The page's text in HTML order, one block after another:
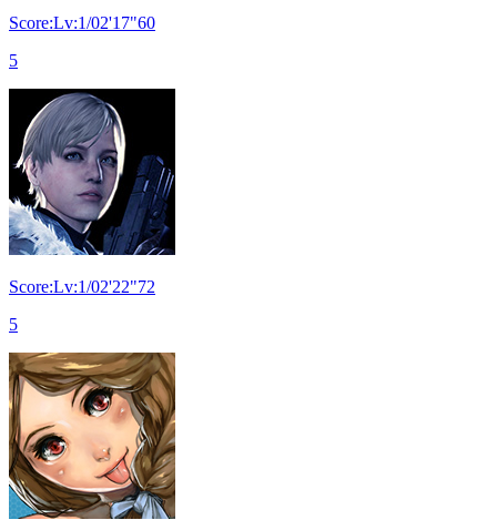
Score:Lv:1/02'17"60
5
Score:Lv:1/02'22"72
5